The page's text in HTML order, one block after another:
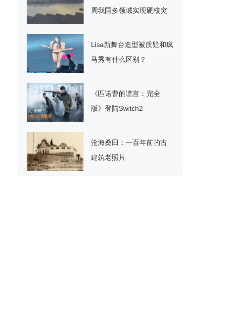
周我国多领域实现硬核突
Lisa新舞台造型被质疑和疯
马秀有什么区别？
《匹诺曹的谎言：完全
版》登陆Switch2
沧海桑田：一百年前的古
建筑老照片